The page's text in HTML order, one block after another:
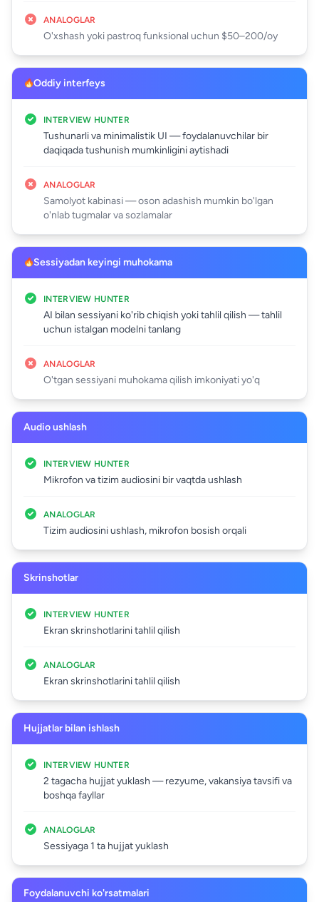
ANALOGLAR
O'xshash yoki pastroq funksional uchun $50–200/oy
Oddiy interfeys
INTERVIEW HUNTER
Tushunarli va minimalistik UI — foydalanuvchilar bir
daqiqada tushunish mumkinligini aytishadi
ANALOGLAR
Samolyot kabinasi — oson adashish mumkin bo'lgan
o'nlab tugmalar va sozlamalar
Sessiyadan keyingi muhokama
INTERVIEW HUNTER
AI bilan sessiyani ko'rib chiqish yoki tahlil qilish — tahlil
uchun istalgan modelni tanlang
ANALOGLAR
O'tgan sessiyani muhokama qilish imkoniyati yo'q
Audio ushlash
INTERVIEW HUNTER
Mikrofon va tizim audiosini bir vaqtda ushlash
ANALOGLAR
Tizim audiosini ushlash, mikrofon bosish orqali
Skrinshotlar
INTERVIEW HUNTER
Ekran skrinshotlarini tahlil qilish
ANALOGLAR
Ekran skrinshotlarini tahlil qilish
Hujjatlar bilan ishlash
INTERVIEW HUNTER
2 tagacha hujjat yuklash — rezyume, vakansiya tavsifi va
boshqa fayllar
ANALOGLAR
Sessiyaga 1 ta hujjat yuklash
Foydalanuvchi ko'rsatmalari